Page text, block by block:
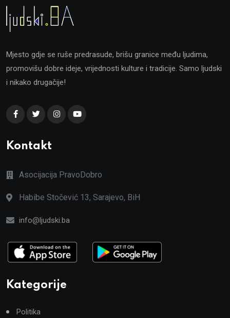
Mjesto gdje se ruše predrasude, brišu granice među ljudima,
promovišu dobre ideje, vrijednosti kulture i tradicije. Samo ljudski
i nikako drugačije!
Kontakt
Asocijacija PravoDobro
Habibe Stočević 13, Sarajevo, BiH
info@ljudski.ba
Kategorije
Politika